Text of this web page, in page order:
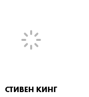
СТИВЕН КИНГ